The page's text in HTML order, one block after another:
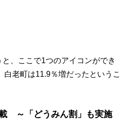
、ここで1つのアイコンができ
老町は11.9％増だったというこ
～「どうみん割」も実施